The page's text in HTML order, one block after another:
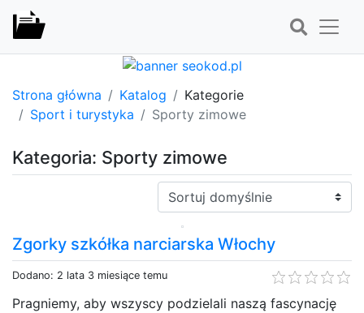
Strona główna Katalog
Kategorie
Sport i turystyka
Sporty zimowe
Kategoria: Sporty zimowe
Sortuj:
Zgorky szkółka narciarska Włochy
Dodano: 2 lata 3 miesiące temu
Pragniemy, aby wszyscy podzielali naszą fascynację